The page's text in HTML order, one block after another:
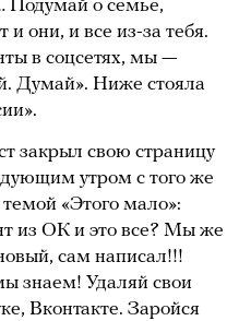
Подумай о семье,
и они, и все из-за тебя.
в соцсетях, мы —
Думай». Ниже стояла
закрыл свою страницу
утром с того же
«Этого мало»:
из ОК и это все? Мы же
сам написал!!!
знаем! Удаляй свои
Вконтакте. Заройся